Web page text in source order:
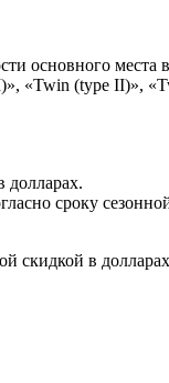
основного места
I)», «Twin (type
долларах.
сроку
скидкой в